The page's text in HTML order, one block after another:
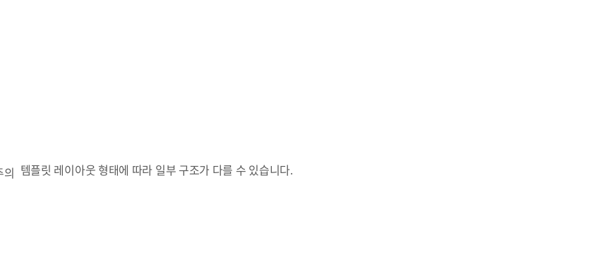
템플릿 레이아웃 형태에 따라 일부 구조가 다를 수 있습니다.